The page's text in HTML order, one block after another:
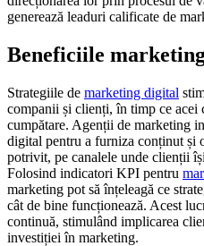
generează leaduri calificate de
Beneficiile
Strategiile de marketing digital
companii și clienți, în timp ce acei
cumpătare. Agenții de marketing
digital pentru a furniza conținut și
potrivit, pe canalele unde clienții
Folosind indicatori KPI pentru
marketing pot să înțeleagă ce
cât de bine funcționează. Acest
continuă, stimulând implicarea
investiției în marketing.